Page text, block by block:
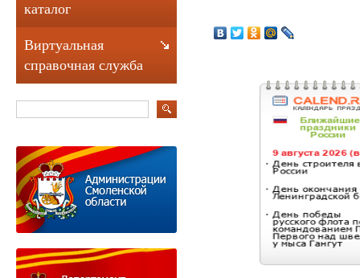
каталог
Виртуальная
справочная служба